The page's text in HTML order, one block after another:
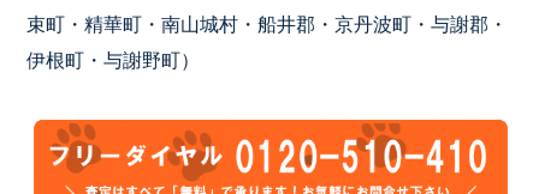
束町・精華町・南山城村・船井郡・京丹波町・与謝郡・
伊根町・与謝野町）